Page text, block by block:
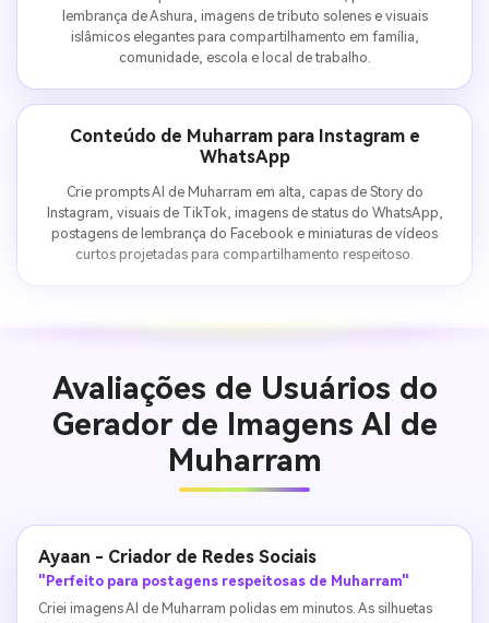
lembrança de Ashura, imagens de tributo solenes e visuais
islâmicos elegantes para compartilhamento em família,
comunidade, escola e local de trabalho.
Conteúdo de Muharram para Instagram e
WhatsApp
Crie prompts AI de Muharram em alta, capas de Story do
Instagram, visuais de TikTok, imagens de status do WhatsApp,
postagens de lembrança do Facebook e miniaturas de vídeos
curtos projetadas para compartilhamento respeitoso.
Avaliações de Usuários do
Gerador de Imagens AI de
Muharram
Ayaan - Criador de Redes Sociais
"Perfeito para postagens respeitosas de Muharram"
Criei imagens AI de Muharram polidas em minutos. As silhuetas